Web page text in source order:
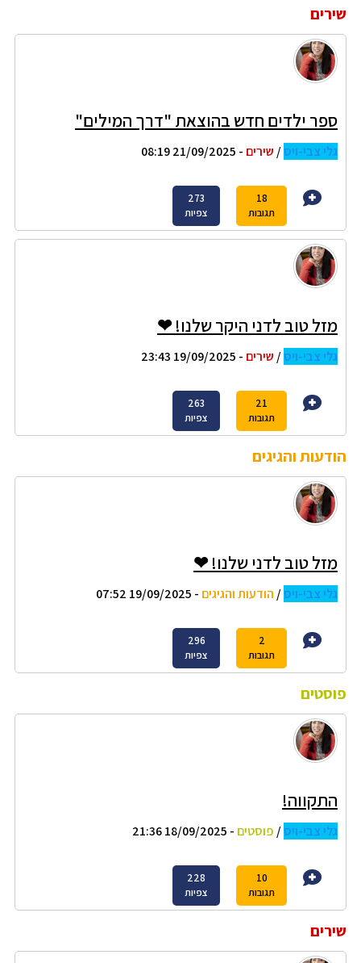
שירים
ספר ילדים חדש בהוצאת "דרך המילים"
גלי צבי-ויס/ שירים - 21/09/2025 08:19
18
תגובות
273
צפיות
מזל טוב לדני היקר שלנו! ❤
גלי צבי-ויס/ שירים - 19/09/2025 23:43
21
תגובות
263
צפיות
הודעות והגיגים
מזל טוב לדני שלנו! ❤
גלי צבי-ויס/ הודעות והגיגים - 19/09/2025 07:52
2
תגובות
296
צפיות
פוסטים
התקווה!
גלי צבי-ויס/ פוסטים - 18/09/2025 21:36
10
תגובות
228
צפיות
שירים